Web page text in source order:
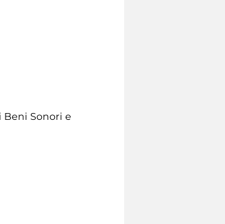
Beni Sonori e